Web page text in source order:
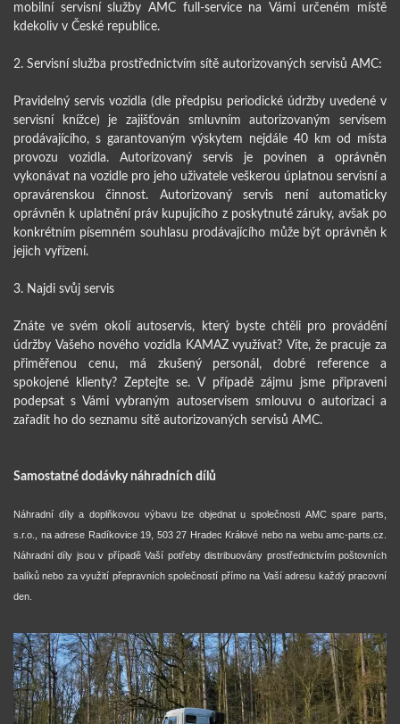
mobilní servisní služby AMC full-service na Vámi určeném místě
kdekoliv v České republice.
2. Servisní služba prostřednictvím sítě autorizovaných servisů AMC:
Pravidelný servis vozidla (dle předpisu periodické údržby uvedené v
servisní knížce) je zajišťován smluvním autorizovaným servisem
prodávajícího, s garantovaným výskytem nejdále 40 km od místa
provozu vozidla. Autorizovaný servis je povinen a oprávněn
vykonávat na vozidle pro jeho uživatele veškerou úplatnou servisní a
opravárenskou činnost. Autorizovaný servis není automaticky
oprávněn k uplatnění práv kupujícího z poskytnuté záruky, avšak po
konkrétním písemném souhlasu prodávajícího může být oprávněn k
jejich vyřízení.
3. Najdi svůj servis
Znáte ve svém okolí autoservis, který byste chtěli pro provádění
údržby Vašeho nového vozidla KAMAZ využívat? Víte, že pracuje za
přiměřenou cenu, má zkušený personál, dobré reference a
spokojené klienty? Zeptejte se. V případě zájmu jsme připraveni
podepsat s Vámi vybraným autoservisem smlouvu o autorizaci a
zařadit ho do seznamu sítě autorizovaných servisů AMC.
Samostatné dodávky náhradních dílů
Náhradní díly a doplňkovou výbavu lze objednat u společnosti AMC spare parts,
s.r.o., na adrese Radíkovice 19, 503 27 Hradec Králové nebo na webu amc-parts.cz.
Náhradní díly jsou v případě Vaší potřeby distribuovány prostřednictvím poštovních
balíků nebo za využití přepravních společností přímo na Vaší adresu každý pracovní
den.